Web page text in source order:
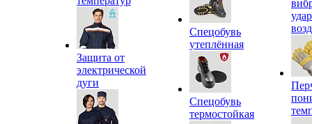
Защита от
электрической
дуги
Спецобувь
утеплённая
Спецобувь
термостойкая